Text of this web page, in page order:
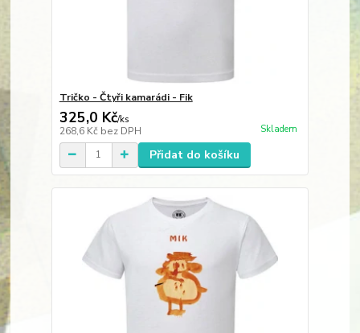
Tričko - Čtyři kamarádi - Fik
325,0 Kč/ks
268,6 Kč bez DPH Skladem
Přidat do košíku